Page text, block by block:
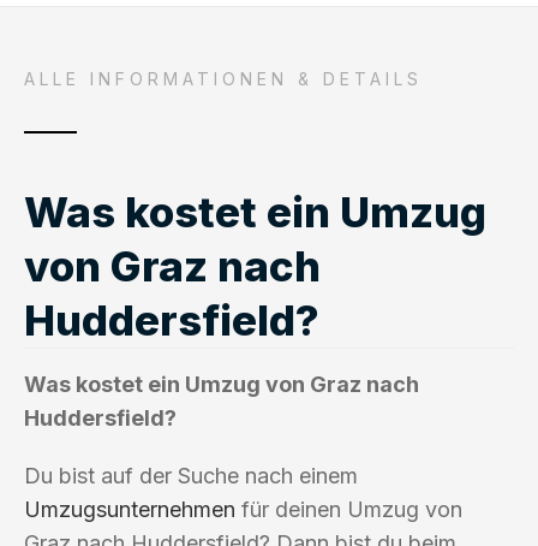
ALLE INFORMATIONEN & DETAILS
Was kostet ein Umzug
von Graz nach
Huddersfield?
Was kostet ein Umzug von Graz nach
Huddersfield?
Du bist auf der Suche nach einem
Umzugsunternehmen für deinen Umzug von